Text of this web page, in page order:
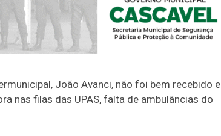
João Avanci, não foi bem recebido e
nas filas das UPAS, falta de ambulâncias do